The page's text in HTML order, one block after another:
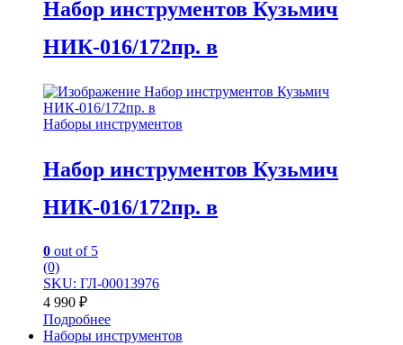
Набор инструментов Кузьмич
НИК-016/172пр. в
Наборы инструментов
Набор инструментов Кузьмич
НИК-016/172пр. в
0 out of 5
(0)
SKU: ГЛ-00013976
4 990 ₽
Подробнее
Наборы инструментов